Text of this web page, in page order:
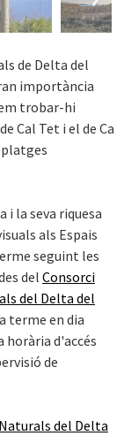
Next
de Delta del
importància
trobar-hi
Cal Tet i el de Ca
platges
i la seva riquesa
als Espais
seguint les
del Consorci
del Delta del
terme en dia
horària d'accés
de
del Delta